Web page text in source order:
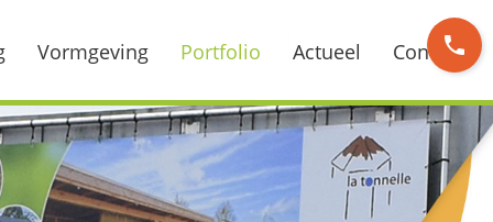
phone
Vormgeving Portfolio Actueel Contact